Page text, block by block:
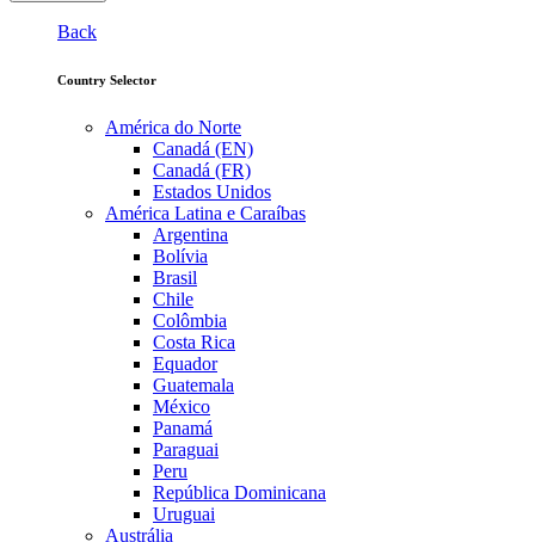
Back
Country Selector
América do Norte
Canadá (EN)
Canadá (FR)
Estados Unidos
América Latina e Caraíbas
Argentina
Bolívia
Brasil
Chile
Colômbia
Costa Rica
Equador
Guatemala
México
Panamá
Paraguai
Peru
República Dominicana
Uruguai
Austrália